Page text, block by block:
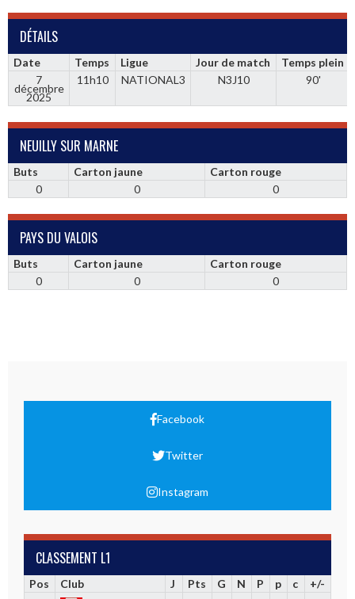
DÉTAILS
Date Temps Ligue Jour de match
Temps plein
7
décembre
2025
11h10 NATIONAL3 N3J10 90'
NEUILLY SUR MARNE
Buts Carton jaune
Carton rouge
0
0 0
PAYS DU VALOIS
Buts Carton jaune
Carton rouge
0
0 0
Facebook
Twitter
Instagram
CLASSEMENT L1
Pos Club J Pts G N P p c
+/-